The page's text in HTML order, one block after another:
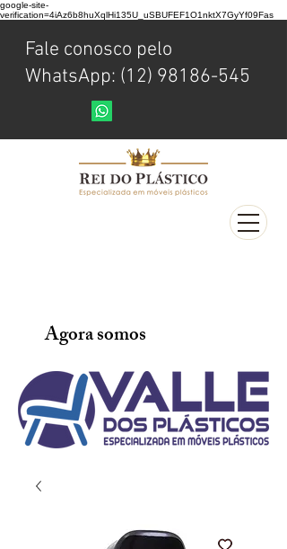
google-site-
verification=4iAz6b8huXqlHi135U_uSBUFEF1O1nktX7GyYf09Fas
Fale conosco pelo
WhatsApp: (12) 98186-545
Agora somos